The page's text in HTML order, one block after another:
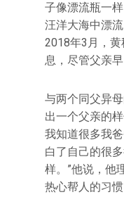
子像漂流瓶一
汪洋大海中漂
2018年3月，
息，尽管父亲早
与两个同父异
出一个父亲的
我知道很多我
白了自己的很
样。”他说，他
热心帮人的习